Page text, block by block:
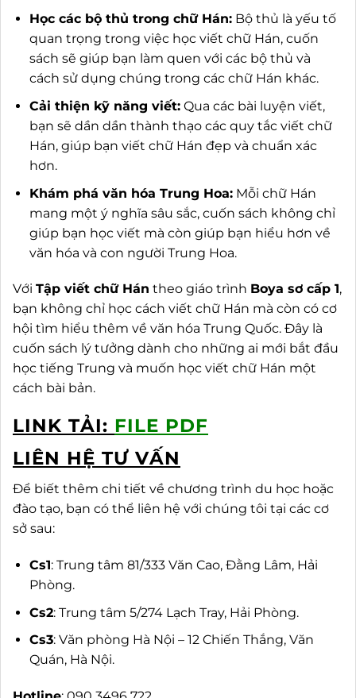
Học các bộ thủ trong chữ Hán:Bộ thủ là yếu tố
quan trọng trong việc học viết chữ Hán, cuốn
sách sẽ giúp bạn làm quen với các bộ thủ và
cách sử dụng chúng trong các chữ Hán khác.
Cải thiện kỹ năng viết:Qua các bài luyện viết,
bạn sẽ dần dần thành thạo các quy tắc viết chữ
Hán, giúp bạn viết chữ Hán đẹp và chuẩn xác
hơn.
Khám phá văn hóa Trung Hoa:Mỗi chữ Hán
mang một ý nghĩa sâu sắc, cuốn sách không chỉ
giúp bạn học viết mà còn giúp bạn hiểu hơn về
văn hóa và con người Trung Hoa.
Với Tập viết chữ Hán theo giáo trình Boya sơ cấp 1,
bạn không chỉ học cách viết chữ Hán mà còn có cơ
hội tìm hiểu thêm về văn hóa Trung Quốc. Đây là
cuốn sách lý tưởng dành cho những ai mới bắt đầu
học tiếng Trung và muốn học viết chữ Hán một
cách bài bản.
LINK TẢI: FILE PDF
LIÊN HỆ TƯ VẤN
Để biết thêm chi tiết về chương trình du học hoặc
đào tạo, bạn có thể liên hệ với chúng tôi tại các cơ
sở sau:
Cs1: Trung tâm 81/333 Văn Cao, Đằng Lâm, Hải
Phòng.
Cs2: Trung tâm 5/274 Lạch Tray, Hải Phòng.
Cs3: Văn phòng Hà Nội – 12 Chiến Thắng, Văn
Quán, Hà Nội.